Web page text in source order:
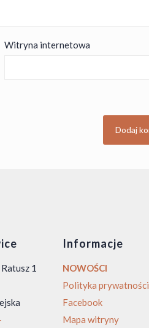
Witryna internetowa
1
Informacje
NOWOŚCI
Polityka prywatności
Facebook
Mapa witryny